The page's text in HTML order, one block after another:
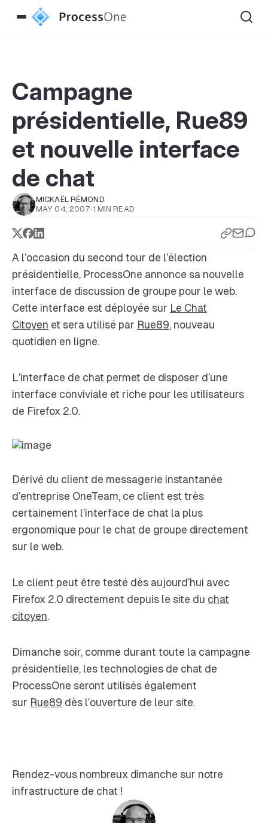
Campagne
présidentielle, Rue89
et nouvelle interface
de chat
MICKAËL RÉMOND
MAY 04, 2007· 1 MIN READ
A l’occasion du second tour de l’élection
présidentielle, ProcessOne annonce sa nouvelle
interface de discussion de groupe pour le web.
Cette interface est déployée sur Le Chat
Citoyen et sera utilisé par Rue89, nouveau
quotidien en ligne.
L’interface de chat permet de disposer d’une
interface conviviale et riche pour les utilisateurs
de Firefox 2.0.
Dérivé du client de messagerie instantanée
d’entreprise OneTeam, ce client est très
certainement l’interface de chat la plus
ergonomique pour le chat de groupe directement
sur le web.
Le client peut être testé dès aujourd’hui avec
Firefox 2.0 directement depuis le site du chat
citoyen.
Dimanche soir, comme durant toute la campagne
présidentielle, les technologies de chat de
ProcessOne seront utilisés également
sur Rue89 dès l’ouverture de leur site.
Rendez-vous nombreux dimanche sur notre
infrastructure de chat !